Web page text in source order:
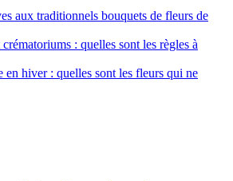
aux traditionnels bouquets de fleurs de
: quelles sont les règles à
en hiver : quelles sont les fleurs qui ne